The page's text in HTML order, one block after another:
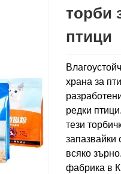
торби
птици
храна за
редки
тези
запазвайки
всяко
фабрика в